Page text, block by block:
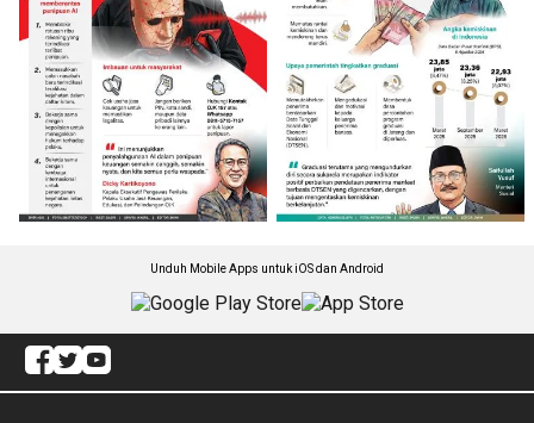
Unduh Mobile Apps untuk iOS dan Android